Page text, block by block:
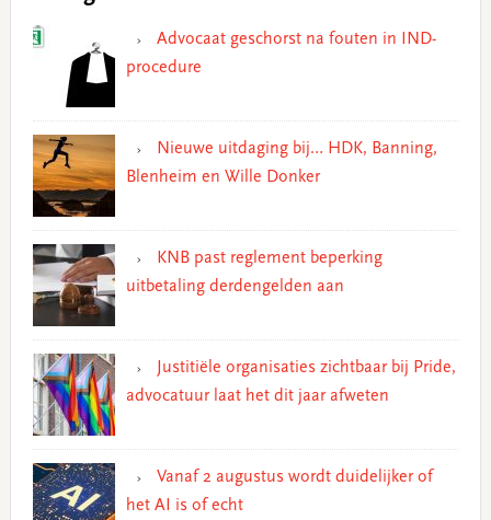
Advocaat geschorst na fouten in IND-
procedure
Nieuwe uitdaging bij… HDK, Banning,
Blenheim en Wille Donker
KNB past reglement beperking
uitbetaling derdengelden aan
Justitiële organisaties zichtbaar bij Pride,
advocatuur laat het dit jaar afweten
Vanaf 2 augustus wordt duidelijker of
het AI is of echt